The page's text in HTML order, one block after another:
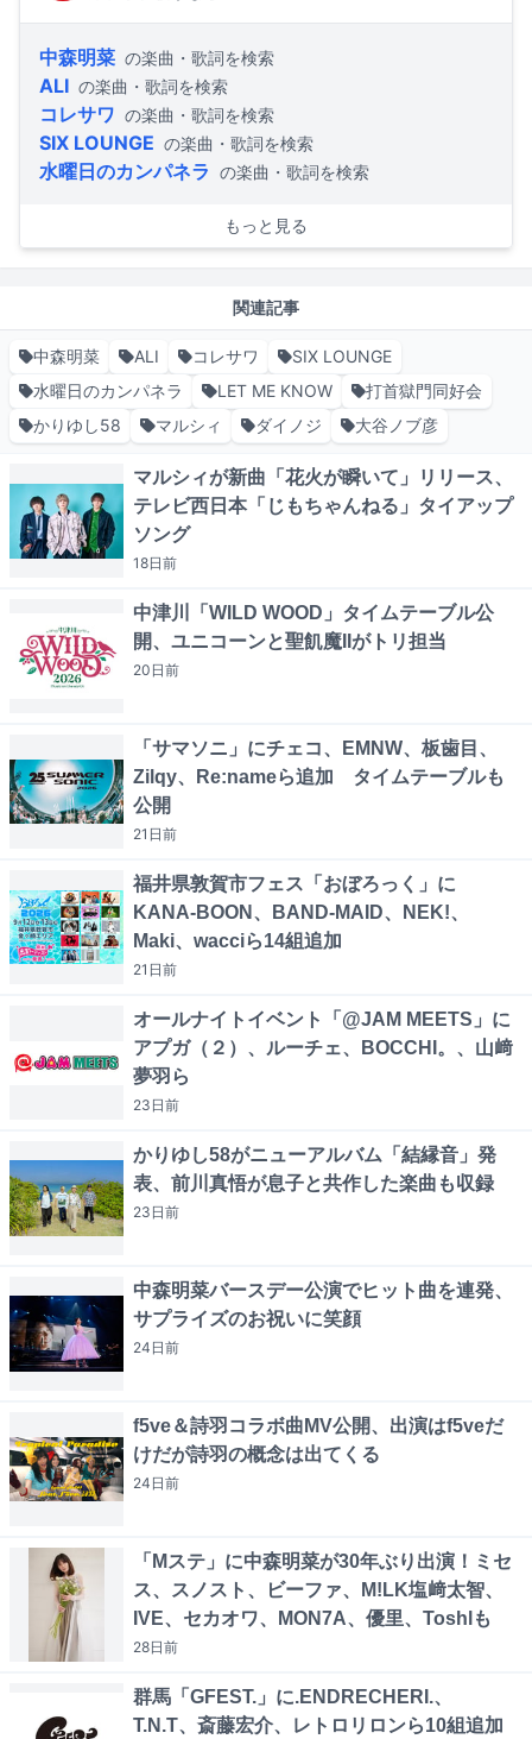
中森明菜 の楽曲・歌詞を検索
ALI の楽曲・歌詞を検索
コレサワ の楽曲・歌詞を検索
SIX LOUNGE の楽曲・歌詞を検索
水曜日のカンパネラ の楽曲・歌詞を検索
もっと見る
関連記事
中森明菜 ALI コレサワ
SIX LOUNGE
水曜日のカンパネラ
LET ME KNOW
打首獄門同好会
かりゆし58
マルシィ ダイノジ 大谷ノブ彦
マルシィが新曲「花火が瞬いて」リリース、
テレビ西日本「じもちゃんねる」タイアップ
ソング
18日前
中津川「WILD WOOD」タイムテーブル公
開、ユニコーンと聖飢魔IIがトリ担当
20日前
「サマソニ」にチェコ、EMNW、板歯目、
Zilqy、Re:nameら追加 タイムテーブルも
公開
21日前
福井県敦賀市フェス「おぼろっく」に
KANA-BOON、BAND-MAID、NEK!、
Maki、wacciら14組追加
21日前
オールナイトイベント「@JAM MEETS」に
アプガ（２）、ルーチェ、BOCCHI。、山﨑
夢羽ら
23日前
かりゆし58がニューアルバム「結縁音」発
表、前川真悟が息子と共作した楽曲も収録
23日前
中森明菜バースデー公演でヒット曲を連発、
サプライズのお祝いに笑顔
24日前
f5ve＆詩羽コラボ曲MV公開、出演はf5veだ
けだが詩羽の概念は出てくる
24日前
「Mステ」に中森明菜が30年ぶり出演！ミセ
ス、スノスト、ビーファ、M!LK塩﨑太智、
IVE、セカオワ、MON7A、優里、Toshlも
28日前
群馬「GFEST.」に.ENDRECHERI.、
T.N.T、斎藤宏介、レトロリロンら10組追加